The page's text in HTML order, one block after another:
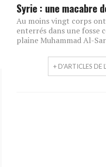
Syrie : une macabre
Au moins vingt corps
enterrés dans une fosse
plaine Muhammad Al-
+ D'ARTICLES DE